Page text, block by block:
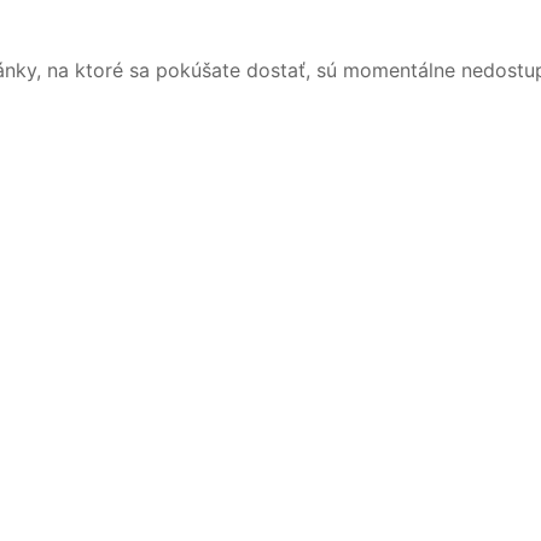
na ktoré sa pokúšate dostať, sú momentálne